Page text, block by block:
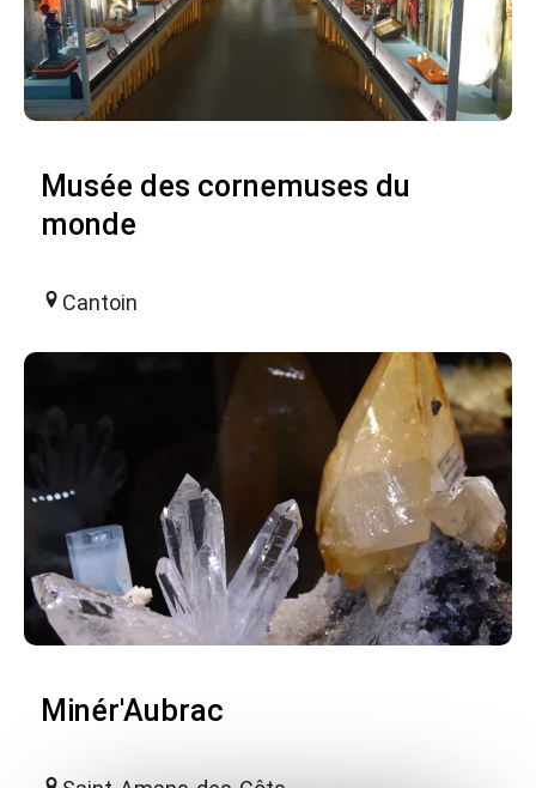
Musée des cornemuses du
monde
Cantoin
Minér'Aubrac